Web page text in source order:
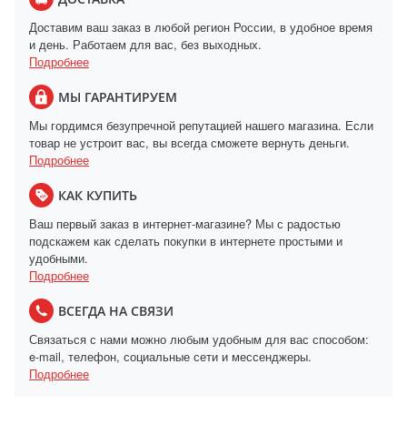
Доставим ваш заказ в любой регион России, в удобное время
и день. Работаем для вас, без выходных.
Подробнее
МЫ ГАРАНТИРУЕМ
Мы гордимся безупречной репутацией нашего магазина. Если
товар не устроит вас, вы всегда сможете вернуть деньги.
Подробнее
КАК КУПИТЬ
Ваш первый заказ в интернет-магазине? Мы с радостью
подскажем как сделать покупки в интернете простыми и
удобными.
Подробнее
ВСЕГДА НА СВЯЗИ
Связаться с нами можно любым удобным для вас способом:
e-mail, телефон, социальные сети и мессенджеры.
Подробнее